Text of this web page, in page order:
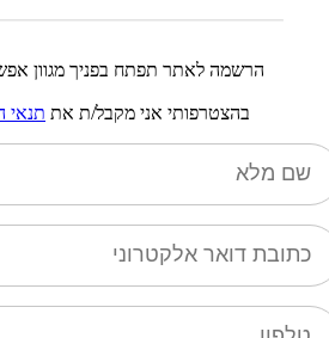
הרשמה לאתר תפתח בפניך מגוון
בהצטרפותי אני מקבל/ת את תנאי